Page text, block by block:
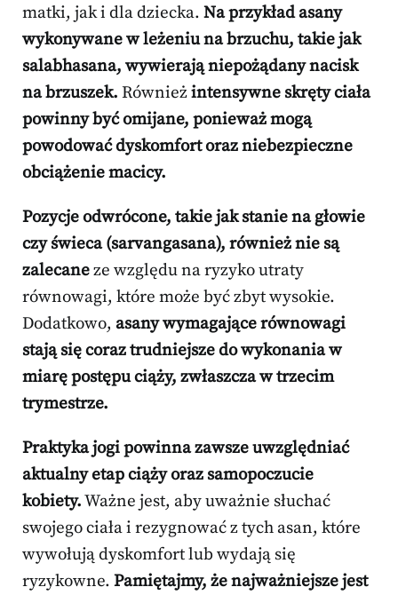
matki, jak i dla dziecka. Na przykład asany
wykonywane w leżeniu na brzuchu, takie jak
salabhasana, wywierają niepożądany nacisk
na brzuszek. Równieżintensywne skręty ciała
powinny być omijane, ponieważ mogą
powodować dyskomfort oraz niebezpieczne
obciążenie macicy.
Pozycje odwrócone, takie jak stanie na głowie
czy świeca (sarvangasana), również nie są
zalecaneze względu na ryzyko utraty
równowagi, które może być zbyt wysokie.
Dodatkowo, asany wymagające równowagi
stają się coraz trudniejsze do wykonania w
miarę postępu ciąży, zwłaszcza w trzecim
trymestrze.
Praktyka jogi powinna zawsze uwzględniać
aktualny etap ciąży oraz samopoczucie
kobiety.Ważne jest, aby uważnie słuchać
swojego ciała i rezygnować z tych asan, które
wywołują dyskomfort lub wydają się
ryzykowne. Pamiętajmy, że najważniejsze jest